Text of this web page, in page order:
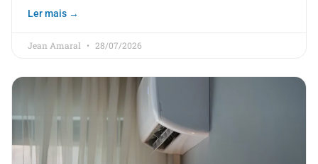
Ler mais →
Jean Amaral 28/07/2026